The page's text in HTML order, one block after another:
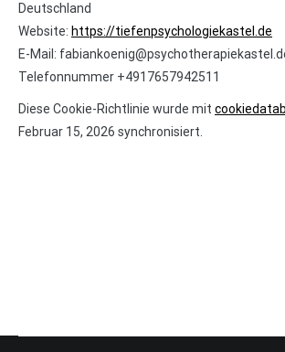
Deutschland
Website: https://tiefenpsychologiekastel.de
E-Mail: fabiankoenig@
Telefonnummer +4917657942511
Diese Cookie-Richtlinie wurde mit
Februar 15, 2026 synchronisiert.